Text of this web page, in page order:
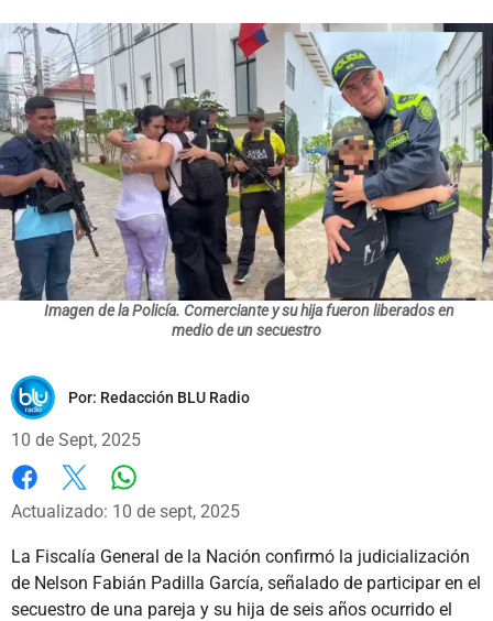
Imagen de la Policía. Comerciante y su hija fueron liberados en
medio de un secuestro
Por: Redacción BLU Radio
10 de Sept, 2025
Facebook
X
Actualizado: 10 de sept, 2025
La Fiscalía General de la Nación confirmó la judicialización
de Nelson Fabián Padilla García, señalado de participar en el
secuestro de una pareja y su hija de seis años ocurrido el